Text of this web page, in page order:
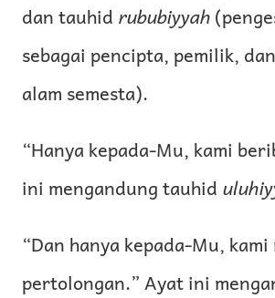
dan tauhid rububiyyah
sebagai pencipta, pemilik,
alam semesta).
“Hanya kepada-Mu, kami
ini mengandung tauhid
“Dan hanya kepada-Mu,
pertolongan.” Ayat ini